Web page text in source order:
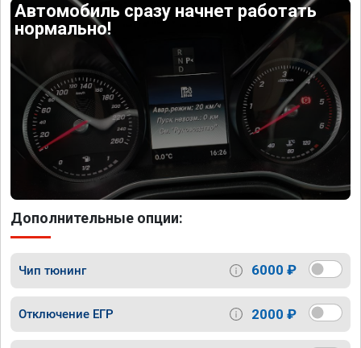
Автомобиль сразу начнет работать
нормально!
Дополнительные опции:
Чип тюнинг 6000 ₽
Отключение ЕГР 2000 ₽